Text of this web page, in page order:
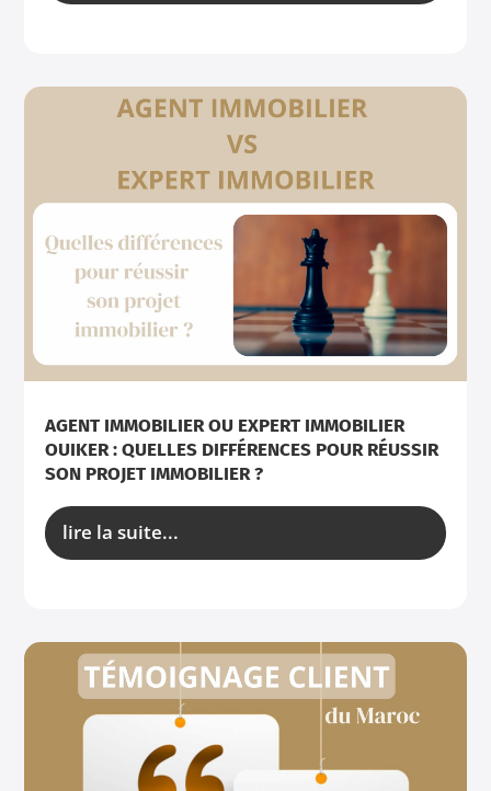
AGENT IMMOBILIER OU EXPERT IMMOBILIER
OUIKER : QUELLES DIFFÉRENCES POUR RÉUSSIR
SON PROJET IMMOBILIER ?
lire la suite...